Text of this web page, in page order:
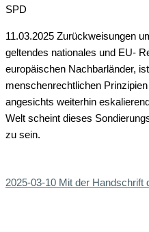
SPD
11.03.2025 Zurückweisungen
geltendes nationales und EU-
europäischen Nachbarländer,
menschenrechtlichen
angesichts weiterhin
Welt scheint dieses
zu sein.
2025-03-10 Mit der Handschrift